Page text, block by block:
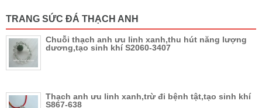
TRANG SỨC ĐÁ THẠCH ANH
Chuỗi thạch anh ưu linh xanh,thu hút năng lượng
dương,tạo sinh khí S2060-3407
Thạch anh ưu linh xanh,trừ đi bệnh tật,tạo sinh khí
S867-638